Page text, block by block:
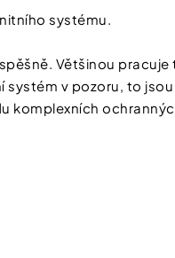
systému.
Většinou
v pozoru, to
komplexních